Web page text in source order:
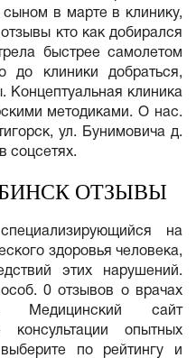
в марте в клинику,
кто как добирался
быстрее самолетом
до клиники добраться,
Концептуальная клиника
методиками. О нас.
ул. Бунимовича д.
соцсетях.
ОТЗЫВЫ
на
здоровья человека,
этих нарушений.
0 отзывов о врачах
Медицинский сайт
консультации опытных
по рейтингу и